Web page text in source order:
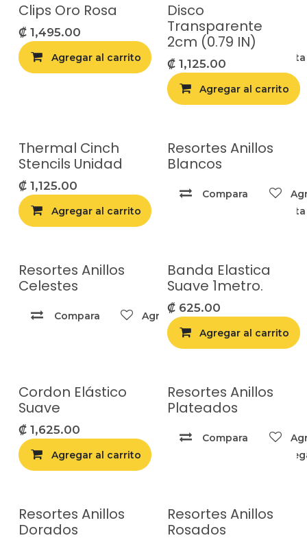
Clips Oro Rosa
₡ 1,495.00
Agregar al carrito Agregar a la
Disco
Transparente
2cm (0.79 IN)
₡ 1,125.00
Agregar al carrito
Thermal Cinch
Stencils Unidad
₡ 1,125.00
Agregar al carrito Agregar a la
Resortes Anillos
Blancos
Compara
Resortes Anillos
Celestes
Compara Agregar a la lista de deseos
Banda Elastica
Suave 1metro.
₡ 625.00
Agregar al carrito
Cordon Elástico
Suave
₡ 1,625.00
Agregar al carrito
Resortes Anillos
Plateados
Compara
Resortes Anillos
Dorados
Resortes Anillos
Rosados